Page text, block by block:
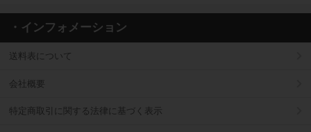
・インフォメーション
送料表について
会社概要
特定商取引に関する法律に基づく表示